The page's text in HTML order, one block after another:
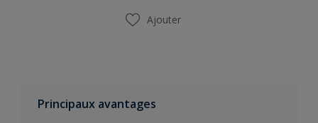
Ajouter
Principaux avantages